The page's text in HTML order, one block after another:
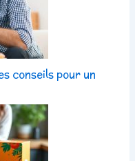
conseils pour un